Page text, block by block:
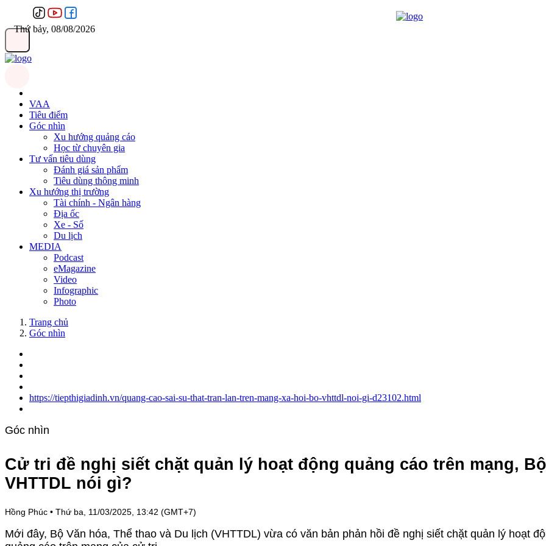
Thứ bảy, 08/08/2026
VAA
Tiêu điểm
Góc nhìn
Xu hướng quảng cáo
Học từ chuyên gia
Tư vấn tiêu dùng
Đánh giá sản phẩm
Tiêu dùng thông minh
Xu hướng thị trường
Tài chính - Ngân hàng
Địa ốc
Xe - Số
Du lịch
MEDIA
Podcast
eMagazine
Video
Infographic
Photo
Trang chủ
Góc nhìn
https://tiepthigiadinh.vn/quang-cao-sai-su-that-tran-lan-tren-mang-xa-hoi-bo-vhttdl-noi-gi-d23102.html
Góc nhìn
Cử tri đề nghị siết chặt quản lý hoạt động quảng cáo trên mạng, Bộ
VHTTDL nói gì?
Hồng Phúc • Thứ ba, 11/03/2025, 13:42 (GMT+7)
Mới đây, Bộ Văn hóa, Thể thao và Du lịch (VHTTDL) vừa có văn bản phản hồi đề nghị siết chặt quản lý hoạt